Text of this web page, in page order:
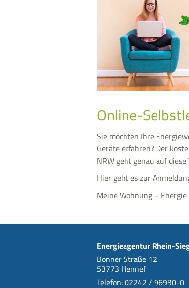
Online-
Sie möchten Ihre
Geräte erfahren? Der
NRW geht genau auf diese
Hier geht es zur
Meine Wohnung –
Energieagentur Rhein-
Bonner Straße 12
53773 Hennef
Telefon: 02242 / 96930-0